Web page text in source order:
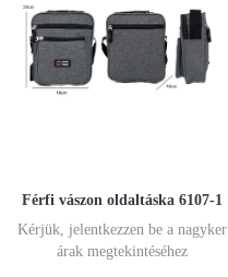
Férfi vászon oldaltáska 6107-1
Kérjük, jelentkezzen be a nagyker
árak megtekintéséhez